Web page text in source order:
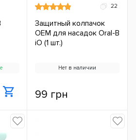
22
Защитный колпачок
OEM для насадок Oral-B
iO (1 шт.)
Нет в наличии
99 грн